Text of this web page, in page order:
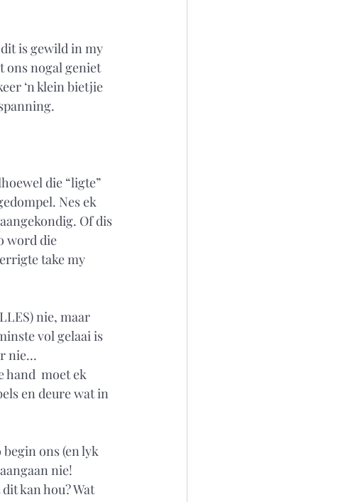
is gewild in my
ons nogal geniet
‘n klein bietjie
die “ligte”
Nes ek
Of dis
word die
take my
nie, maar
vol gelaai is
nie…
hand  moet ek
en deure wat in
begin ons (en lyk
nie!
kan hou? Wat